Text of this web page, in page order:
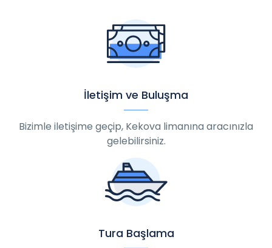
İletişim ve Buluşma
Bizimle iletişime geçip, Kekova limanına aracınızla
gelebilirsiniz.
Tura Başlama